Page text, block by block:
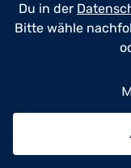
Du in der
Bitte wähle